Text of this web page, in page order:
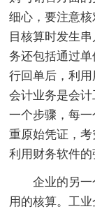
细心，要注意
目核算时发生
务还包括通过
行回单后，利
会计业务是会
一个步骤，每
重原始凭证，
利用财务软件的
企业的另
用的核算。工